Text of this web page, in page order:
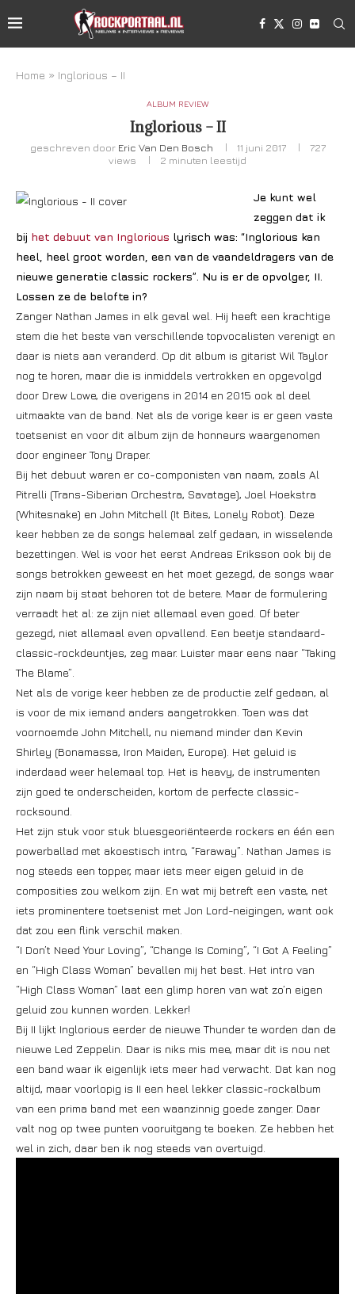
Home » Inglorious – II
ALBUM REVIEW
Inglorious – II
geschreven door Eric Van Den Bosch 11 juni 2017
727
views
2 minuten leestijd
Je kunt wel
zeggen dat ik
bij het debuut van Inglorious lyrisch was: “Inglorious kan
heel, heel groot worden, een van de vaandeldragers van de
nieuwe generatie classic rockers”. Nu is er de opvolger, II.
Lossen ze de belofte in?
Zanger Nathan James in elk geval wel. Hij heeft een krachtige
stem die het beste van verschillende topvocalisten verenigt en
daar is niets aan veranderd. Op dit album is gitarist Wil Taylor
nog te horen, maar die is inmiddels vertrokken en opgevolgd
door Drew Lowe, die overigens in 2014 en 2015 ook al deel
uitmaakte van de band. Net als de vorige keer is er geen vaste
toetsenist en voor dit album zijn de honneurs waargenomen
door engineer Tony Draper.
Bij het debuut waren er co-componisten van naam, zoals Al
Pitrelli (Trans-Siberian Orchestra, Savatage), Joel Hoekstra
(Whitesnake) en John Mitchell (It Bites, Lonely Robot). Deze
keer hebben ze de songs helemaal zelf gedaan, in wisselende
bezettingen. Wel is voor het eerst Andreas Eriksson ook bij de
songs betrokken geweest en het moet gezegd, de songs waar
zijn naam bij staat behoren tot de betere. Maar de formulering
verraadt het al: ze zijn niet allemaal even goed. Of beter
gezegd, niet allemaal even opvallend. Een beetje standaard-
classic-rockdeuntjes, zeg maar. Luister maar eens naar “Taking
The Blame”.
Net als de vorige keer hebben ze de productie zelf gedaan, al
is voor de mix iemand anders aangetrokken. Toen was dat
voornoemde John Mitchell, nu niemand minder dan Kevin
Shirley (Bonamassa, Iron Maiden, Europe). Het geluid is
inderdaad weer helemaal top. Het is heavy, de instrumenten
zijn goed te onderscheiden, kortom de perfecte classic-
rocksound.
Het zijn stuk voor stuk bluesgeoriënteerde rockers en één een
powerballad met akoestisch intro, “Faraway”. Nathan James is
nog steeds een topper, maar iets meer eigen geluid in de
composities zou welkom zijn. En wat mij betreft een vaste, net
iets prominentere toetsenist met Jon Lord-neigingen, want ook
dat zou een flink verschil maken.
“I Don’t Need Your Loving”, “Change Is Coming”, “I Got A Feeling”
en “High Class Woman” bevallen mij het best. Het intro van
“High Class Woman” laat een glimp horen van wat zo’n eigen
geluid zou kunnen worden. Lekker!
Bij II lijkt Inglorious eerder de nieuwe Thunder te worden dan de
nieuwe Led Zeppelin. Daar is niks mis mee, maar dit is nou net
een band waar ik eigenlijk iets meer had verwacht. Dat kan nog
altijd, maar voorlopig is II een heel lekker classic-rockalbum
van een prima band met een waanzinnig goede zanger. Daar
valt nog op twee punten vooruitgang te boeken. Ze hebben het
wel in zich, daar ben ik nog steeds van overtuigd.